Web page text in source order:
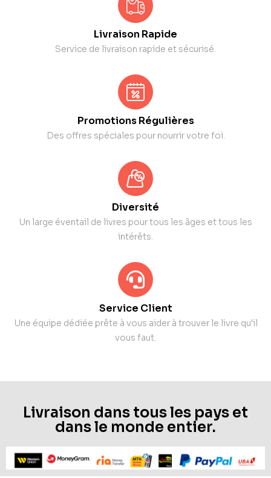
Livraison Rapide
Service de livraison rapide et sécurisé.
Promotions Régulières
Des offres spéciales pour nourrir votre foi.
Diversité
Un large éventail de livres pour tous les âges et tous les
intérêts.
Service Client
Une équipe dédiée prête à vous aider à trouver le livre qu'il
vous faut.
Livraison dans tous les pays et
dans le monde entier.